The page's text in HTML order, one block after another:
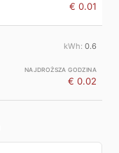
€ 0.01
0.6
€ 0.02